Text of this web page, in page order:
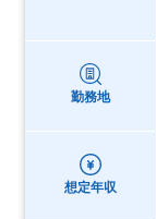
勤務地
想定年収